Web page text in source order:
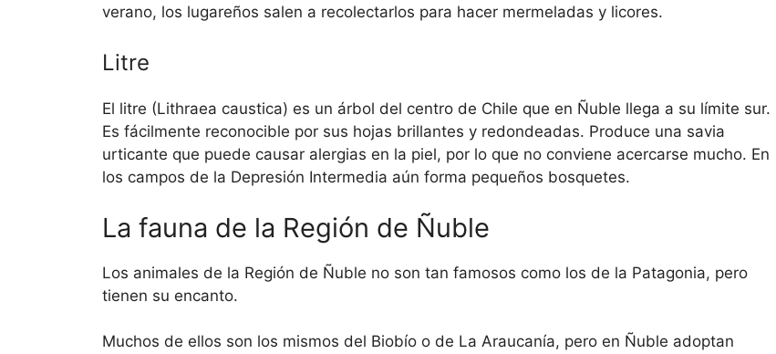
verano, los lugareños salen a recolectarlos para hacer mermeladas y licores.
Litre
El litre (Lithraea caustica) es un árbol del centro de Chile que en Ñuble llega a su límite sur.
Es fácilmente reconocible por sus hojas brillantes y redondeadas. Produce una savia
urticante que puede causar alergias en la piel, por lo que no conviene acercarse mucho. En
los campos de la Depresión Intermedia aún forma pequeños bosquetes.
La fauna de la Región de Ñuble
Los animales de la Región de Ñuble no son tan famosos como los de la Patagonia, pero
tienen su encanto.
Muchos de ellos son los mismos del Biobío o de La Araucanía, pero en Ñuble adoptan